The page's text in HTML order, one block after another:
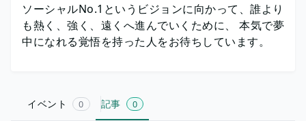
ソーシャルNo.1というビジョンに向かって、誰より
も熱く、強く、遠くへ進んでいくために、 本気で夢
中になれる覚悟を持った人をお待ちしています。
イベント 0 記事 0